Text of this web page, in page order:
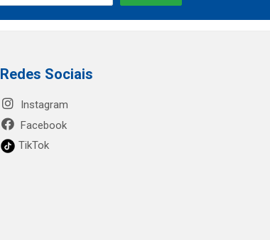
Redes Sociais
Instagram
Facebook
TikTok